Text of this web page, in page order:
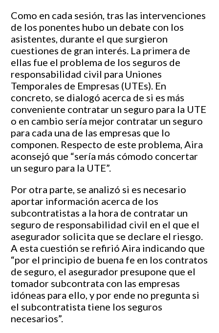
Como en cada sesión, tras las intervenciones
de los ponentes hubo un debate con los
asistentes, durante el que surgieron
cuestiones de gran interés. La primera de
ellas fue el problema de los seguros de
responsabilidad civil para Uniones
Temporales de Empresas (UTEs). En
concreto, se dialogó acerca de si es más
conveniente contratar un seguro para la UTE
o en cambio sería mejor contratar un seguro
para cada una de las empresas que lo
componen. Respecto de este problema, Aira
aconsejó que “sería más cómodo concertar
un seguro para la UTE”.
Por otra parte, se analizó si es necesario
aportar información acerca de los
subcontratistas a la hora de contratar un
seguro de responsabilidad civil en el que el
asegurador solicita que se declare el riesgo.
A esta cuestión se refirió Aira indicando que
“por el principio de buena fe en los contratos
de seguro, el asegurador presupone que el
tomador subcontrata con las empresas
idóneas para ello, y por ende no pregunta si
el subcontratista tiene los seguros
necesarios”.